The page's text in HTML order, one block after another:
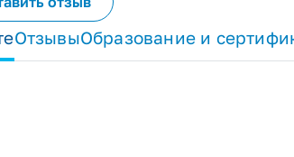
ОтзывыОбразование и